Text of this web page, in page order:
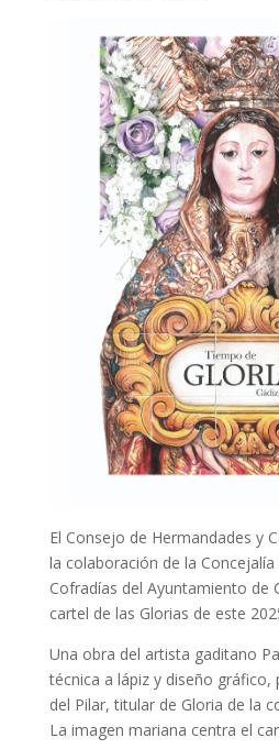
El Consejo de Hermandades y
la colaboración de la
Cofradías del Ayuntamiento de
cartel de las Glorias de este
Una obra del artista gaditano
técnica a lápiz y diseño gráfico,
del Pilar, titular de Gloria de la
La imagen mariana centra el